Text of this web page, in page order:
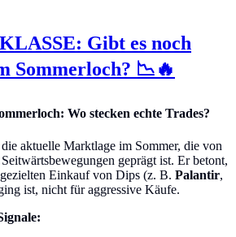
Gibt es noch
Sommerloch? 📉🔥
Wo stecken echte Trades?
aktuelle Marktlage im Sommer, die von
geprägt ist. Er betont,
Einkauf von Dips (z. B. Palantir,
ist, nicht für aggressive Käufe.